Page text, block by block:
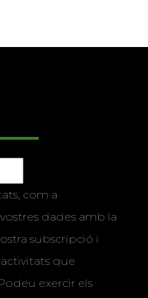
com a
dades amb la
subscripció i
que
exercir els